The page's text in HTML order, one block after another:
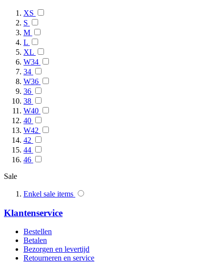
XS
S
M
L
XL
W34
34
W36
36
38
W40
40
W42
42
44
46
Sale
Enkel sale items
Klantenservice
Bestellen
Betalen
Bezorgen en levertijd
Retourneren en service